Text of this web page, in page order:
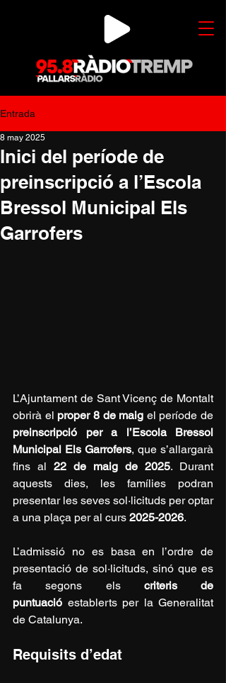
Entrada
Inici del període de
preinscripció a l’Escola
Bressol Municipal Els
Garrofers
8 may 2025
L’Ajuntament de Sant Vicenç de Montalt
obrirà el proper 8 de maig
preinscripció per a l’Escola Bressol
Municipal Els Garrofers, que s’allargarà
fins al 22 de maig de 2025. Durant
aquests dies, les famílies podran
presentar les seves sol·licituds per optar
a una plaça per al curs 2025-2026.
L’admissió no es basa en l’ordre de
presentació de sol·licituds, sinó que es
fa segons els criteris de
puntuació establerts per la Generalitat
de Catalunya.
Requisits d’edat